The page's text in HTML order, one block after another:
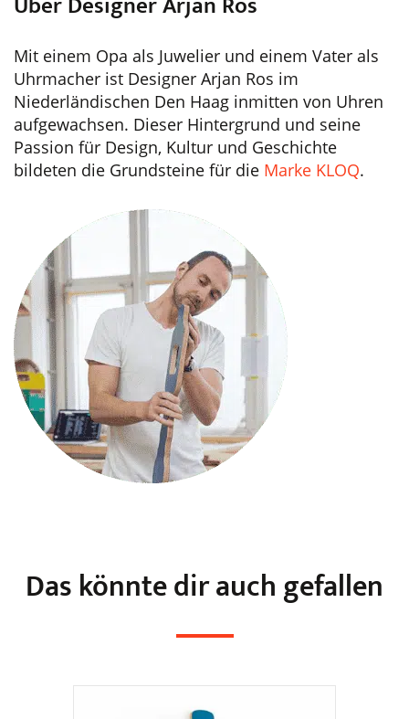
Mit einem Opa als Juwelier und einem Vater als
Uhrmacher ist Designer Arjan Ros im
Niederländischen Den Haag inmitten von Uhren
aufgewachsen. Dieser Hintergrund und seine
Passion für Design, Kultur und Geschichte
bildeten die Grundsteine für die Marke KLOQ.
Das könnte dir auch gefallen